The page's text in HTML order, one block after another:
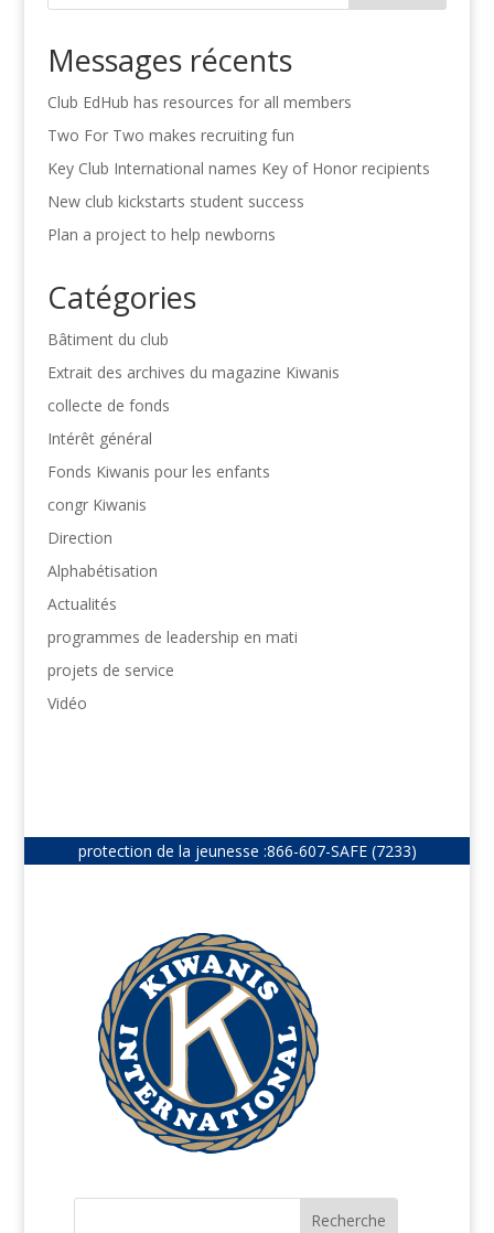
Messages récents
Club EdHub has resources for all members
Two For Two makes recruiting fun
Key Club International names Key of Honor recipients
New club kickstarts student success
Plan a project to help newborns
Catégories
Bâtiment du club
Extrait des archives du magazine Kiwanis
collecte de fonds
Intérêt général
Fonds Kiwanis pour les enfants
congr Kiwanis
Direction
Alphabétisation
Actualités
programmes de leadership en mati
projets de service
Vidéo
protection de la jeunesse :866-607-SAFE (7233)